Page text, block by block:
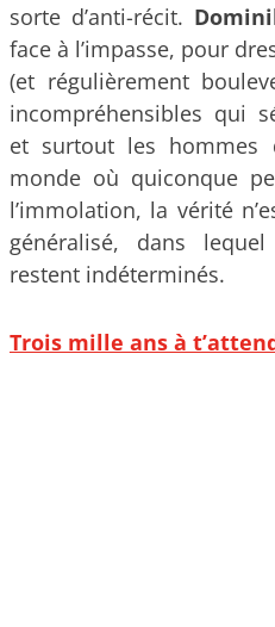
sorte d’anti-récit.
face à l’impasse, pour
(et régulièrement
incompréhensibles qui
et surtout les hommes
monde où quiconque
l’immolation, la vérité
généralisé, dans
restent indéterminés.
Trois mille ans à